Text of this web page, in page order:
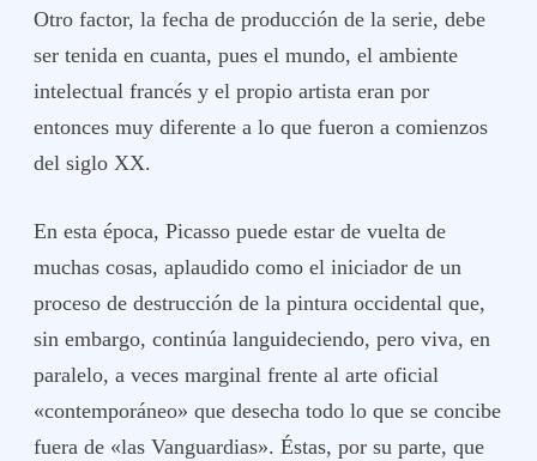
Otro factor, la fecha de producción de la serie, debe
ser tenida en cuanta, pues el mundo, el ambiente
intelectual francés y el propio artista eran por
entonces muy diferente a lo que fueron a comienzos
del siglo XX.
En esta época, Picasso puede estar de vuelta de
muchas cosas, aplaudido como el iniciador de un
proceso de destrucción de la pintura occidental que,
sin embargo, continúa languideciendo, pero viva, en
paralelo, a veces marginal frente al arte oficial
«contemporáneo» que desecha todo lo que se concibe
fuera de «las Vanguardias». Éstas, por su parte, que